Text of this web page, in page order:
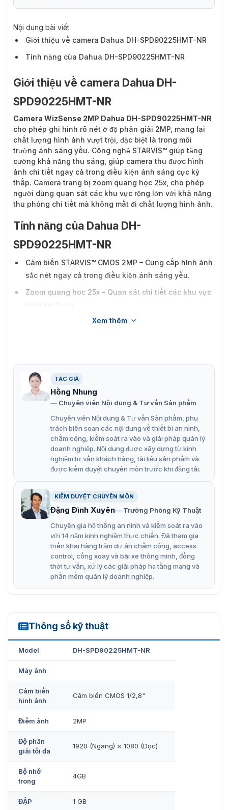
Nội dung bài viết
Giới thiệu về camera Dahua DH-SPD90225HMT-NR
Tính năng của Dahua DH-SPD90225HMT-NR
Giới thiệu về camera Dahua DH-
SPD90225HMT-NR
Camera WizSense 2MP Dahua DH-SPD90225HMT-NR
cho phép ghi hình rõ nét ở độ phân giải 2MP, mang lại
chất lượng hình ảnh vượt trội, đặc biệt là trong môi
trường ánh sáng yếu. Công nghệ STARVIS™ giúp tăng
cường khả năng thu sáng, giúp camera thu được hình
ảnh chi tiết ngay cả trong điều kiện ánh sáng cực kỳ
thấp. Camera trang bị zoom quang học 25x, cho phép
người dùng quan sát các khu vực rộng lớn với khả năng
thu phóng chi tiết mà không mất đi chất lượng hình ảnh.
Tính năng của Dahua DH-
SPD90225HMT-NR
Cảm biến STARVIS™ CMOS 2MP – Cung cấp hình ảnh
sắc nét ngay cả trong điều kiện ánh sáng yếu.
Zoom quang học 25x – Quan sát chi tiết các khu vực
rộng lớn từ xa.
Tốc độ khung hình 25/30 fps@2M – Ghi lại chuyển
quả trong môi trường tối.
Theo dõi tự động 3.0 – Theo dõi đối tượng di chuyển
mà không cần can thiệp thủ công.
mặt trong khu vực giám sát.
SMD 4.0 – Phát hiện chuyển động thông minh, giảm
cảnh báo sai.
PoE+ – Cung cấp nguồn và dữ liệu qua một dây cáp
Chuẩn IP67 & IK10 – Chống nước, bụi và chống va
đập, đảm bảo độ bền cao.
Xem thêm
TÁC GIẢ
Hồng Nhung
Chuyên viên Nội dung & Tư vấn Sản phẩm
Chuyên viên Nội dung & Tư vấn Sản phẩm, phụ
trách biên soạn các nội dung về thiết bị an ninh,
chấm công, kiểm soát ra vào và giải pháp quản lý
doanh nghiệp. Nội dung được xây dựng từ kinh
nghiệm tư vấn khách hàng, tài liệu sản phẩm và
được kiểm duyệt chuyên môn trước khi đăng tải.
KIỂM DUYỆT CHUYÊN MÔN
Đặng Đình Xuyên
Trưởng Phòng Kỹ Thuật
Chuyên gia hệ thống an ninh và kiểm soát ra vào
với 14 năm kinh nghiệm thực chiến. Đã tham gia
triển khai hàng trăm dự án chấm công, access
control, cổng xoay và bãi xe thông minh, đồng
thời tư vấn, xử lý các giải pháp hạ tầng mạng và
phần mềm quản lý doanh nghiệp.
Thông số kỹ thuật
DH-SPD90225HMT-NR
Model DH-SPD90225HMT-NR
Máy ảnh
Cảm biến
hình ảnh
Cảm biến CMOS 1/2,8"
Điểm ảnh 2MP
Độ phân
giải tối đa
1920 (Ngang) × 1080 (Dọc)
Bộ nhớ
trong
4GB
ĐẬP 1 GB